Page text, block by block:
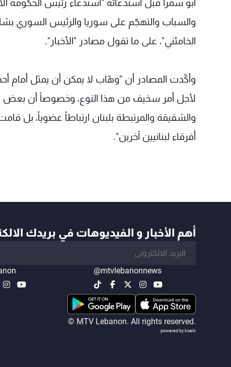
والسباب والتهجّم على سوريا والرئيس السوري بشار
الخامئني"، على ما تقول مصادر "الأخبار".
وأكّدت المصادر أن "وهّاب لا يمكن أن يمثل أمام
لأجل أمر سخيف من هذا النوع، وخصوصاً أن بعض
والشقيقة والمرتبطة بلبنان ارتباطاً عضوياً، بل
أفرقاء لبنانيين آخرين".
أهم الأخبار و الفيديوهات في بريدك
@mtvlebanonnews
© MTV Lebanon. All rights reserved.
powered by koein